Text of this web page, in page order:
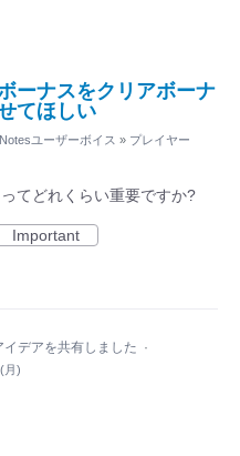
ーナスをクリアボーナ
てほしい
ユーザーボイス » プレイヤー
てどれくらい重要ですか?
Important
イデアを共有しました ·
月)